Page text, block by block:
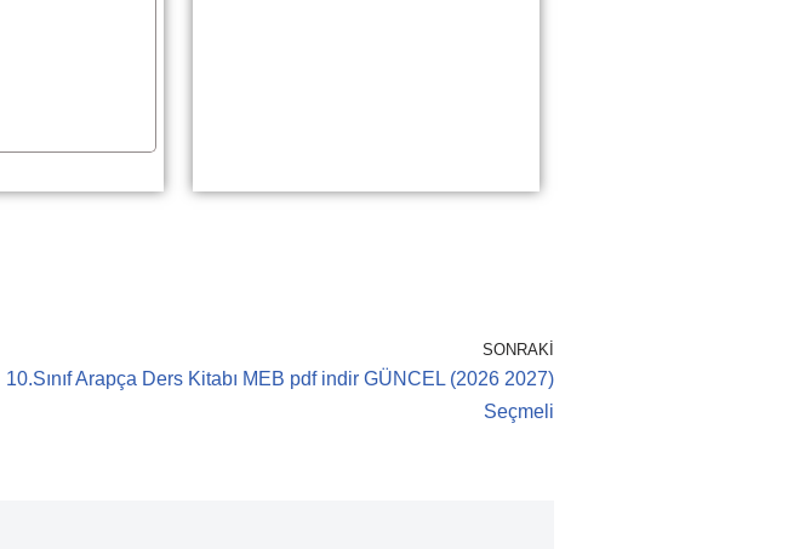
SONRAKI
10.Sınıf Arapça Ders Kitabı MEB pdf indir GÜNCEL (2026 2027)
Seçmeli